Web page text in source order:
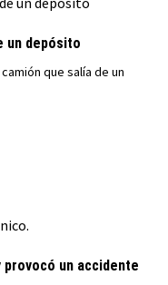
un depósito
que salía de un
un accidente